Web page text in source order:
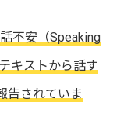
不安（Speaking
キストから話す
告されていま